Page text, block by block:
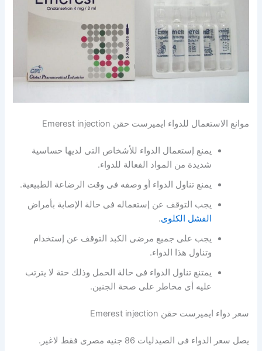
موانع الاستعمال للدواء ايميرست حقن Emerest injection
يمنع إستعمال الدواء للأشخاص التى لديها حساسية
شديدة من المواد الفعالة للدواء.
يمنع تناول الدواء أو وصفه فى وقت الرضاعة الطبيعية.
يجب التوقف عن إستعماله فى حالة الإصابة بأمراض
الفشل الكلوى.
يجب على جميع مرضى الكبد التوقف عن إستخدام
وتناول هذا الدواء.
يمتنع تناول الدواء فى حالة الحمل وذلك حتة لا يترتب
عليه أى مخاطر على صحة الجنين.
سعر دواء ايميرست حقن Emerest injection
يصل سعر الدواء فى الصيدليات 86 جنيه مصرى فقط لاغير.